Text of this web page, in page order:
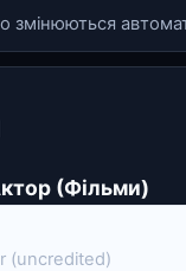
змінюються
(Фільми)
(uncredited)